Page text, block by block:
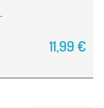
11,99 €